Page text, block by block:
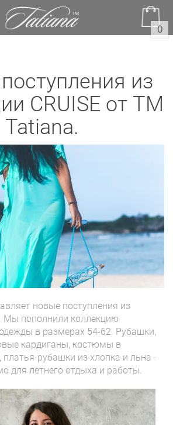
0
из
CRUISE от TM
Tatiana.
новые поступления из
Мы пополнили коллекцию
в размерах 54-62. Рубашки,
кардиганы, костюмы в
платья-рубашки из хлопка и льна -
для летнего отдыха и работы.